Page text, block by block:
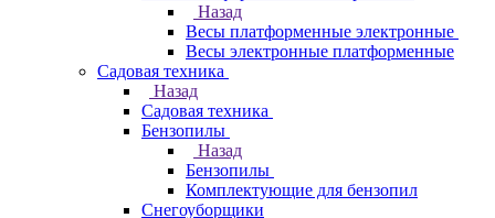
Назад
Весы платформенные электронные
Весы электронные платформенные
Садовая техника
Назад
Садовая техника
Бензопилы
Назад
Бензопилы
Комплектующие для бензопил
Снегоуборщики